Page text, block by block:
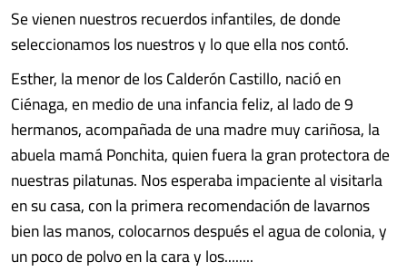
Se vienen nuestros recuerdos infantiles, de donde
seleccionamos los nuestros y lo que ella nos contó.
Esther, la menor de los Calderón Castillo, nació en
Ciénaga, en medio de una infancia feliz, al lado de 9
hermanos, acompañada de una madre muy cariñosa, la
abuela mamá Ponchita, quien fuera la gran protectora de
nuestras pilatunas. Nos esperaba impaciente al visitarla
en su casa, con la primera recomendación de lavarnos
bien las manos, colocarnos después el agua de colonia, y
un poco de polvo en la cara y los........